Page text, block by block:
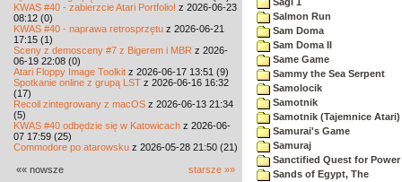
KWAS #40 - zabierzcie Atari Portfolio! z 2026-06-23
08:12 (0)
KWAS #40 - naprawa retrosprzętu z 2026-06-21
17:15 (1)
Sceny z demosceny #7 z Bigerem i MBR z 2026-
06-19 22:08 (0)
Atari Floppy Image Toolkit z 2026-06-17 13:51 (9)
Spotkanie online z grupą LST z 2026-06-16 16:32
(17)
Recoil zintegrowany z macOS z 2026-06-13 21:34
(5)
KWAS #40 odbędzie się w Katowicach z 2026-06-
07 17:59 (25)
Commodore po atarowsku z 2026-05-28 21:50 (21)
«« nowsze starsze »»
Salmon Run
Sam Doma
Sam Doma II
Same Game
Sammy the Sea Serpent
Samolocik
Samotnik
Samotnik (Tajemnice Atari)
Samurai's Game
Samuraj
Sanctified Quest for Power
Sands of Egypt, The